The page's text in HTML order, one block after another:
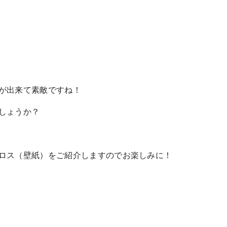
出来て素敵ですね！
ょうか？
（壁紙）をご紹介しますのでお楽しみに！